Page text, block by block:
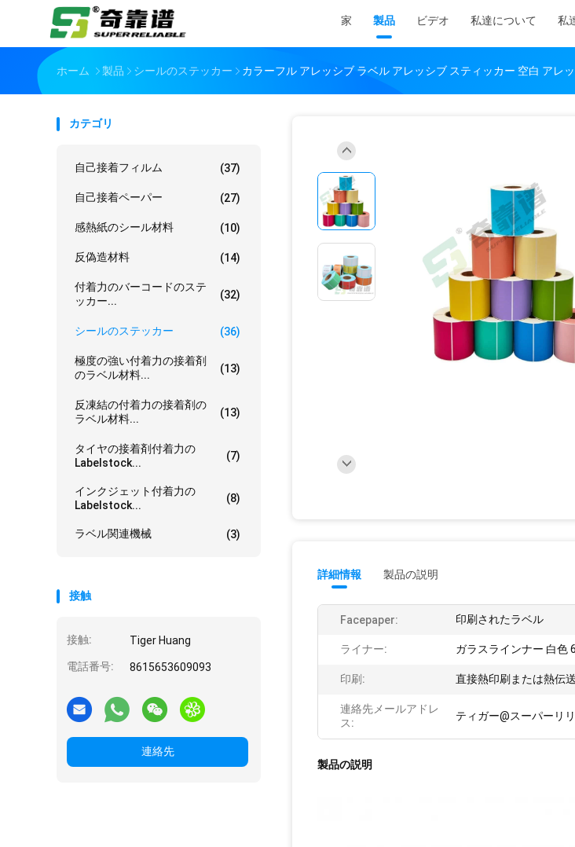
家 製品 ビデオ 私達について 私
ホーム 製品 シールのステッカー カラーフル アレッシブ ラベル アレッシブ スティッカー 空白 アレ
カテゴリ
自己接着フィルム (37)
自己接着ペーパー (27)
感熱紙のシール材料 (10)
反偽造材料 (14)
付着力のバーコードのステ
ッカー...
(32)
シールのステッカー (36)
極度の強い付着力の接着剤
のラベル材料...
(13)
反凍結の付着力の接着剤の
ラベル材料...
(13)
タイヤの接着剤付着力の
Labelstock...
(7)
インクジェット付着力の
Labelstock...
(8)
ラベル関連機械 (3)
接触
接触: Tiger Huang
電話番号: 8615653609093
連絡先
詳細情報 製品の説明
Facepaper: 印刷されたラベル
ライナー: ガラスラインナー 白色
印刷: 直接熱印刷または熱伝
連絡先メールアドレ
ス:
ティガー@スーパーリ
製品の説明